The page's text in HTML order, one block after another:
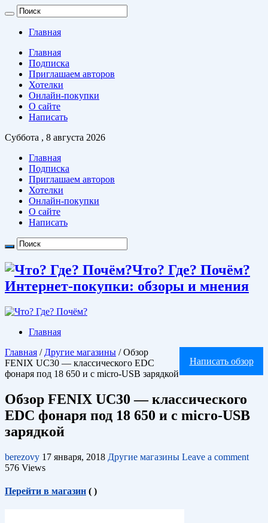
Главная
Главная
Подписка
Приглашаем авторов
Хотелки
Онлайн-покупки
О сайте
Написать
Суббота , 8 августа 2026
Главная
Подписка
Приглашаем авторов
Хотелки
Онлайн-покупки
О сайте
Написать
Что? Где? Почём?
Интернет-покупки: обзоры и мнения
Главная
Написать обзор
Главная / Другие магазины / Обзор
FENIX UC30 — классического EDC
фонаря под 18 650 и с micro-USB зарядкой
Обзор FENIX UC30 — классического
EDC фонаря под 18 650 и с micro-USB
зарядкой
berezovy 17 января, 2018 Другие магазины Leave a comment
576 Views
Перейти в магазин ( )